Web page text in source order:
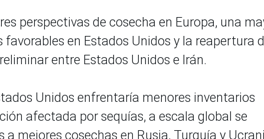
perspectivas de cosecha en Europa, una
en Estados Unidos y la reapertura
entre Estados Unidos e Irán.
Unidos enfrentaría menores inventarios
afectada por sequías, a escala global se
mejores cosechas en Rusia, Turquía y